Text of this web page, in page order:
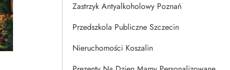
Zastrzyk Antyalkoholowy Poznań
Przedszkola Publiczne Szczecin
Nieruchomości Koszalin